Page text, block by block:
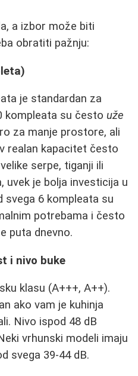
a izbor može biti
obratiti pažnju:
je standardan za
kompleata su često uže
za manje prostore, ali
realan kapacitet često
serpe, tiganji ili
uvek je bolja investicija u
svega 6 kompleata su
potrebama i često
puta dnevno.
i nivo buke
klasu (A+++, A++).
ako vam je kuhinja
Nivo ispod 48 dB
vrhunski modeli imaju
svega 39-44 dB.